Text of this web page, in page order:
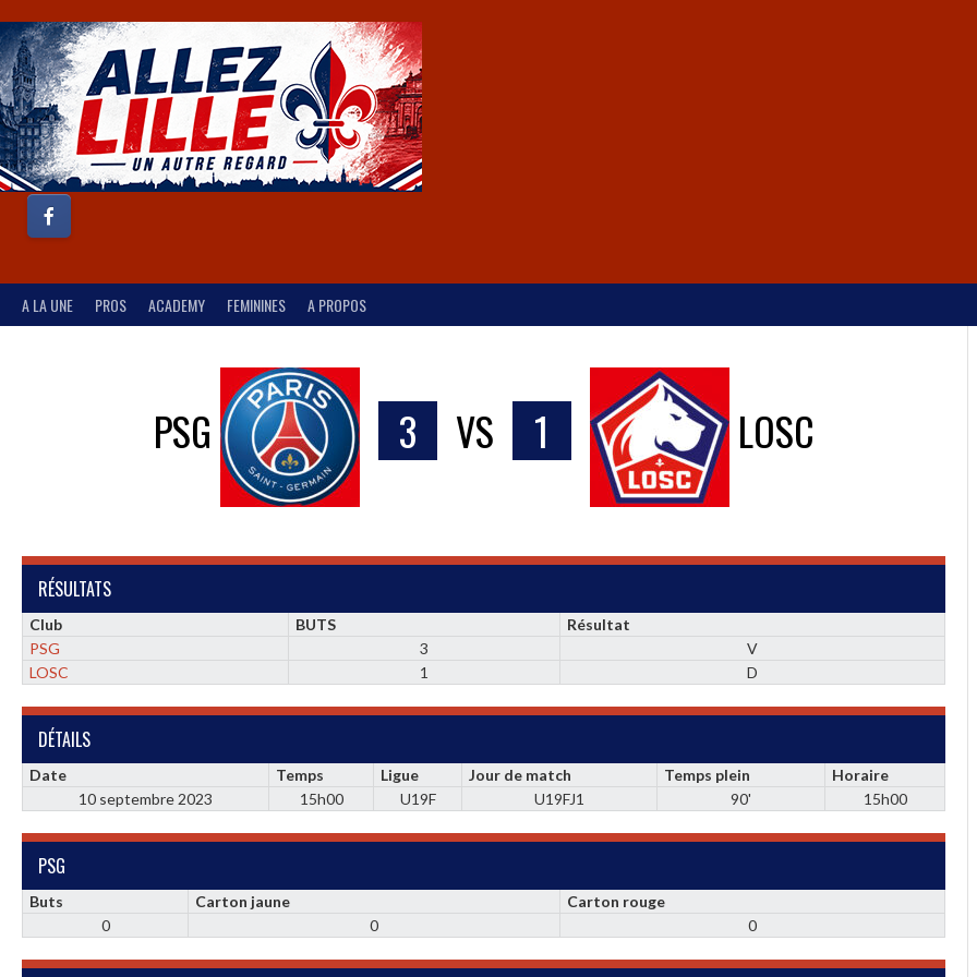
A LA UNE PROS ACADEMY FEMININES A PROPOS
PSG 3 VS 1 LOSC
RÉSULTATS
Club BUTS
Résultat
PSG
3
V
LOSC
1 D
DÉTAILS
Date Temps Ligue Jour de match Temps plein
Horaire
10 septembre 2023
15h00 U19F U19FJ1 90' 15h00
PSG
Buts Carton jaune
Carton rouge
0
0 0